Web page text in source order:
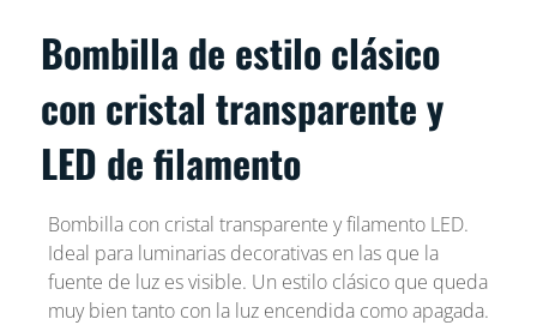
Bombilla de estilo clásico
con cristal transparente y
LED de filamento
Bombilla con cristal transparente y filamento LED.
Ideal para luminarias decorativas en las que la
fuente de luz es visible. Un estilo clásico que queda
muy bien tanto con la luz encendida como apagada.